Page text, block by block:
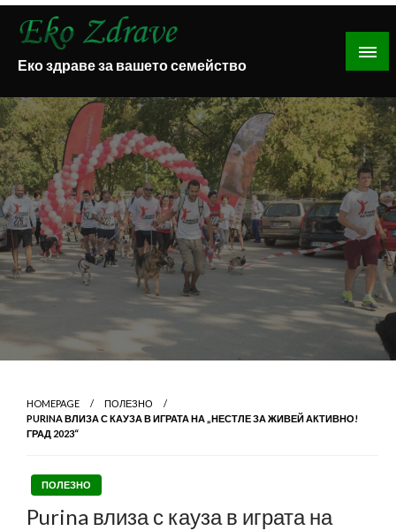
Skip
Еко здраве за вашето семейство
HOMEPAGE
ПОЛЕЗНО
PURINA ВЛИЗА С КАУЗА В ИГРАТА НА „НЕСТЛЕ ЗА ЖИВЕЙ АКТИВНО!
ГРАД 2023“
ПОЛЕЗНО
Purina влиза с кауза в играта на